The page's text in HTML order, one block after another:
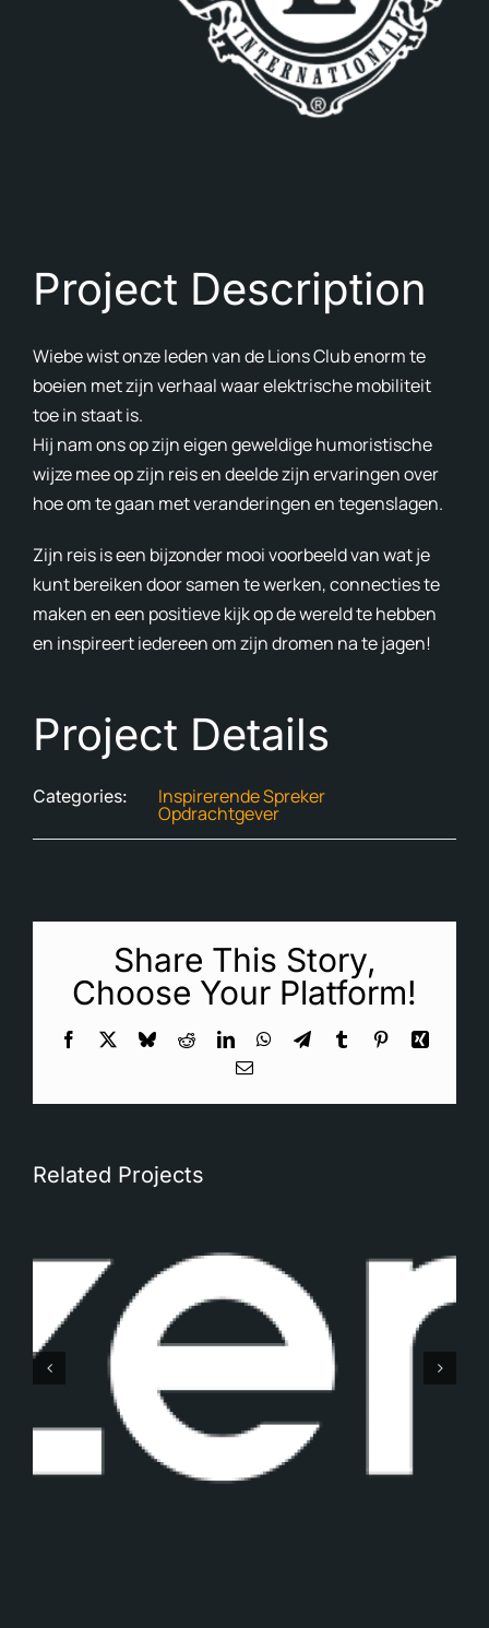
Project Description
Wiebe wist onze leden van de Lions Club enorm te
boeien met zijn verhaal waar elektrische mobiliteit
toe in staat is.
Hij nam ons op zijn eigen geweldige humoristische
wijze mee op zijn reis en deelde zijn ervaringen over
hoe om te gaan met veranderingen en tegenslagen.
Zijn reis is een bijzonder mooi voorbeeld van wat je
kunt bereiken door samen te werken, connecties te
maken en een positieve kijk op de wereld te hebben
en inspireert iedereen om zijn dromen na te jagen!
Project Details
Categories: Inspirerende Spreker
Opdrachtgever
Share This Story,
Choose Your Platform!
Facebook BlueskyRedditLinkedInWhatsApp
TelegramTumblr PinterestXing
Email
Related Projects
Gemaq